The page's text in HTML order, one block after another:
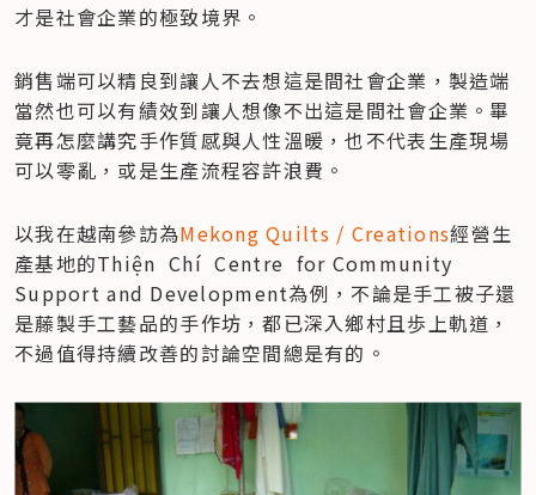
才是社會企業的極致境界。
銷售端可以精良到讓人不去想這是間社會企業，製造端
當然也可以有績效到讓人想像不出這是間社會企業。畢
竟再怎麼講究手作質感與人性溫暖，也不代表生產現場
可以零亂，或是生產流程容許浪費。
以我在越南參訪為Mekong Quilts / Creations經營生
產基地的Thiện  Chí  Centre  for Community
Support and Development為例，不論是手工被子還
是藤製手工藝品的手作坊，都已深入鄉村且歩上軌道，
不過值得持續改善的討論空間總是有的。